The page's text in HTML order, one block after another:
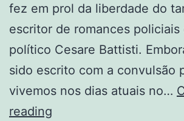
fez em prol da liberdade do
escritor de romances
político Cesare Battisti.
sido escrito com a convulsão
vivemos nos dias atuais no…
reading